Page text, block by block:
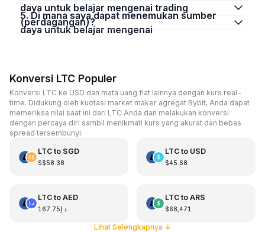
daya untuk belajar mengenai trading
(perdagangan)?
5. Di mana saya dapat menemukan sumber
daya untuk belajar mengenai
Konversi LTC Populer
Konversi LTC ke USD dan mata uang fiat lainnya dengan kurs real-
time. Didukung oleh kuotasi market maker agregat Bybit, Anda dapat
memeriksa nilai saat ini dari LTC Anda dan melakukan konversi
dengan percaya diri sambil menikmati kurs yang akurat dan bebas
spread tersembunyi.
LTCto SGD
S$58.38
LTCto USD
$45.68
LTCto AED
د.إ167.75
LTCto ARS
$68,471
Lihat Selengkapnya ↓